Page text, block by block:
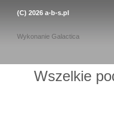
(C) 2026 a-b-s.pl
Wykonanie Galactica
Wszelkie